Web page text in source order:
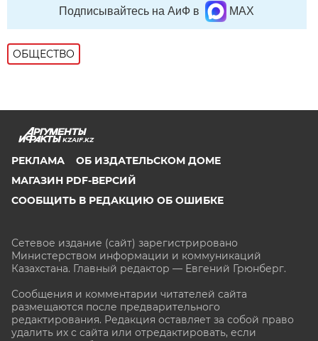
Подписывайтесь на АиФ в MAX
ОБЩЕСТВО
KZAIF.KZ
РЕКЛАМА
ОБ ИЗДАТЕЛЬСКОМ ДОМЕ
МАГАЗИН PDF-ВЕРСИЙ
СООБЩИТЬ В РЕДАКЦИЮ ОБ ОШИБКЕ
Сетевое издание (сайт) зарегистрировано
Министерством информации и коммуникаций
Казахстана. Главный редактор — Евгений Грюнберг.
Сообщения и комментарии читателей сайта
размещаются после предварительного
редактирования. Редакция оставляет за собой право
удалить их с сайта или отредактировать, если